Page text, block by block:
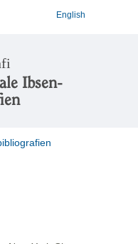
English
Ibsen-